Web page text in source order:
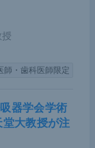
師・歯科医師限定
器学会学術
大教授が注